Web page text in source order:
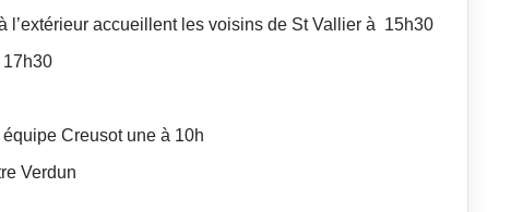
l’extérieur accueillent les voisins de St Vallier à 15h30
17h30
Creusot une à 10h
Verdun